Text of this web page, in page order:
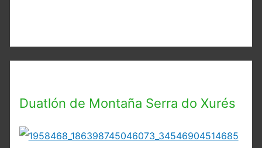
Duatlón de Montaña Serra do Xurés